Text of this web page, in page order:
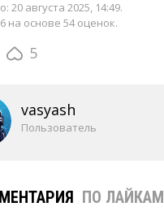
20 августа 2025, 14:49.
на основе 54 оценок.
5
vasyash
Пользователь
ПО ЛАЙКАМ